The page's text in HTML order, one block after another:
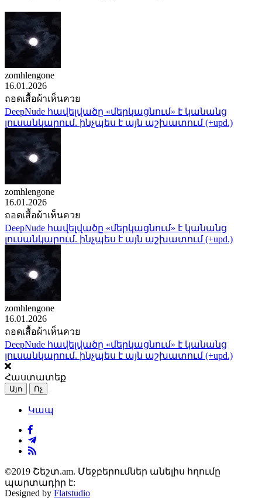
zomhlengone
16.01.2026
ถอดเสื้อผ้าเห็นควย
DeepNude հավելվածը «մերկացնում» է կանանց
լուսանկարում. ինչպես է այն աշխատում (+upd.)
zomhlengone
16.01.2026
ถอดเสื้อผ้าเห็นควย
DeepNude հավելվածը «մերկացնում» է կանանց
լուսանկարում. ինչպես է այն աշխատում (+upd.)
zomhlengone
16.01.2026
ถอดเสื้อผ้าเห็นควย
DeepNude հավելվածը «մերկացնում» է կանանց
լուսանկարում. ինչպես է այն աշխատում (+upd.)
Հաստատեք
Այո Ոչ
Կապ
©2019 Շեշտ.am. Մեջբերումներ անելիս հղումը
պարտադիր է:
Designed by Flatstudio